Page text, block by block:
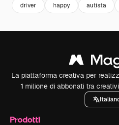
driver happy autista
La piattaforma creativa per
1 milione di abbonati tra
Prodotti